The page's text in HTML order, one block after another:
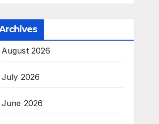
August 2026
July 2026
June 2026